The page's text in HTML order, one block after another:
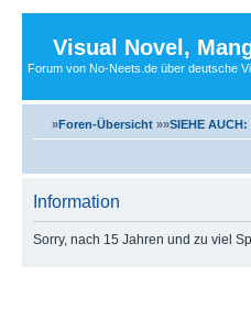
Visual Novel,
Forum von No-Neets.de über deutsche
»Foren-Übersicht »»SIEHE
Information
Sorry, nach 15 Jahren und zu viel